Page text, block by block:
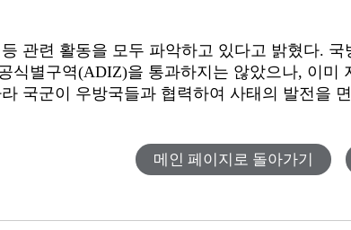
관련 활동을 모두 파악하고 있다고 밝혔다. 국
식별구역(ADIZ)을 통과하지는 않았으나, 이미
국군이 우방국들과 협력하여 사태의 발전을
메인 페이지로 돌아가기